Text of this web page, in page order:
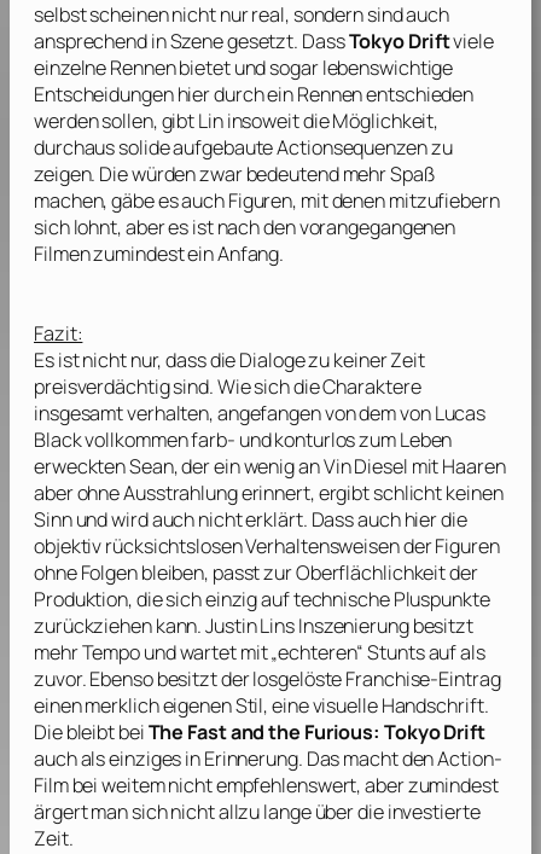
selbst scheinen nicht nur real, sondern sind auch
ansprechend in Szene gesetzt. DassTokyo Driftviele
einzelne Rennen bietet und sogar lebenswichtige
Entscheidungen hier durch ein Rennen entschieden
werden sollen, gibtLininsoweit die Möglichkeit,
durchaus solide aufgebaute Actionsequenzen zu
zeigen. Die würden zwar bedeutend mehr Spaß
machen, gäbe es auch Figuren, mit denen mitzufiebern
sich lohnt, aber es ist nach den vorangegangenen
Filmen zumindest ein Anfang.
Fazit:
Es ist nicht nur, dass die Dialoge zu keiner Zeit
preisverdächtig sind. Wie sich die Charaktere
insgesamt verhalten, angefangen von dem vonLucas
Blackvollkommen farb- und konturlos zum Leben
erweckten Sean, der ein wenig anVin Diesel mit Haaren
aber ohne Ausstrahlung erinnert, ergibt schlicht keinen
Sinn und wird auch nicht erklärt. Dass auch hier die
objektiv rücksichtslosen Verhaltensweisen der Figuren
ohne Folgen bleiben, passt zur Oberflächlichkeit der
Produktion, die sich einzig auf technische Pluspunkte
zurückziehen kann.Justin LinsInszenierung besitzt
mehr Tempo und wartet mit „echteren“ Stunts auf als
zuvor. Ebenso besitzt der losgelöste Franchise-Eintrag
einen merklich eigenen Stil, eine visuelle Handschrift.
Die bleibt beiThe Fast and the Furious: Tokyo Drift
auch als einziges in Erinnerung. Das macht den Action-
Film bei weitem nicht empfehlenswert, aber zumindest
ärgert man sich nicht allzu lange über die investierte
Zeit.